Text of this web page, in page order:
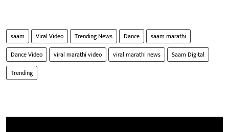
saam Viral Video Trending News Dance
saam marathi
Dance Video
viral marathi video viral marathi news
Saam Digital
Trending